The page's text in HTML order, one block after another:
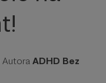
Autora ADHD Bez